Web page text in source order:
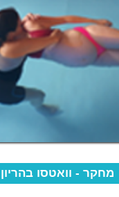
מחקר - וואטסו בהריון